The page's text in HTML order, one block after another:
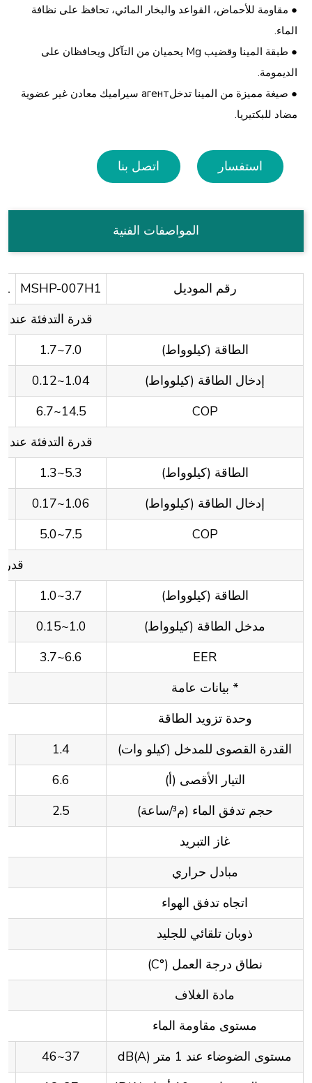
● مقاومة للأحماض، القواعد والبخار المائي، تحافظ على نظافة
الماء.
● طبقة المينا وقضيب Mg يحميان من التآكل ويحافظان على
الديمومة.
● صيغة مميزة من المينا تدخلагент سيراميك معادن غير عضوية
مضاد للبكتيريا.
استفسار اتصل بنا
المواصفات الفنية
رقم الموديل MSHP-007H1
قدرة التدفئة عند درجة حرارة الهواء
الطاقة (كيلوواط)
7.0~1.7
إدخال الطاقة (كيلوواط)
1.04~0.12
COP
14.5~6.7
قدرة التدفئة عند درجة حرارة الهواء
الطاقة (كيلوواط)
5.3~1.3
إدخال الطاقة (كيلوواط)
1.06~0.17
COP
7.5~5.0
قدرة
الطاقة (كيلوواط)
3.7~1.0
مدخل الطاقة (كيلوواط)
1.0~0.15
EER
6.6~3.7
* بيانات عامة
وحدة تزويد الطاقة
القدرة القصوى للمدخل (كيلو وات)
1.4
التيار الأقصى (أ)
6.6
حجم تدفق الماء (م³/ساعة)
2.5
غاز التبريد
مبادل حراري
اتجاه تدفق الهواء
ذوبان تلقائي للجليد
نطاق درجة العمل (°C)
مادة الغلاف
مستوى مقاومة الماء
مستوى الضوضاء عند 1 متر dB(A)
37~46